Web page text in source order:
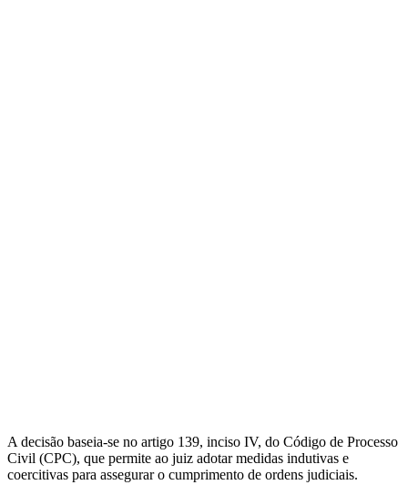
A decisão baseia-se no artigo 139, inciso IV, do Código de Processo
Civil (CPC), que permite ao juiz adotar medidas indutivas e
coercitivas para assegurar o cumprimento de ordens judiciais.